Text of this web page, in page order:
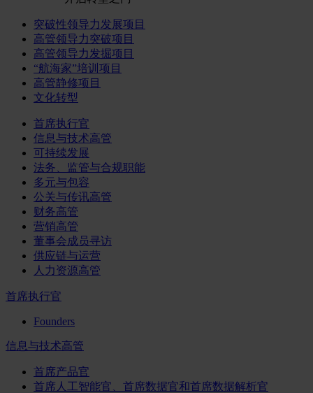
突破性领导力发展项目
高管领导力突破项目
高管领导力发掘项目
“航海家”培训项目
高管静修项目
文化转型
首席执行官
信息与技术高管
可持续发展
法务、监管与合规职能
多元与包容
公关与传讯高管
财务高管
营销高管
董事会成员寻访
供应链与运营
人力资源高管
首席执行官
Founders
信息与技术高管
首席产品官
首席人工智能官、首席数据官和首席数据解析官